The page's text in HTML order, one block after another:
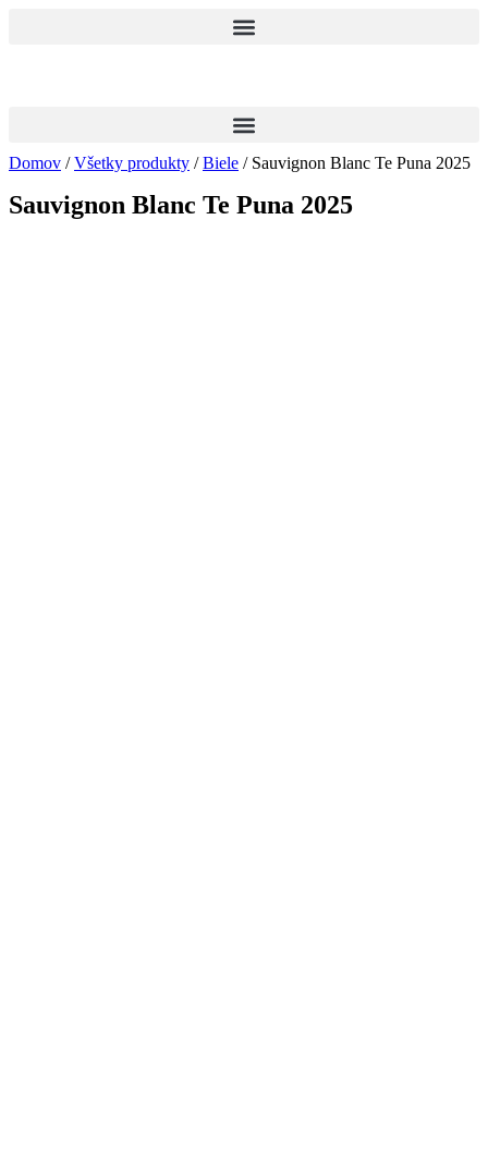
Domov /Všetky produkty /Biele / Sauvignon Blanc Te Puna 2025
Sauvignon Blanc Te Puna 2025